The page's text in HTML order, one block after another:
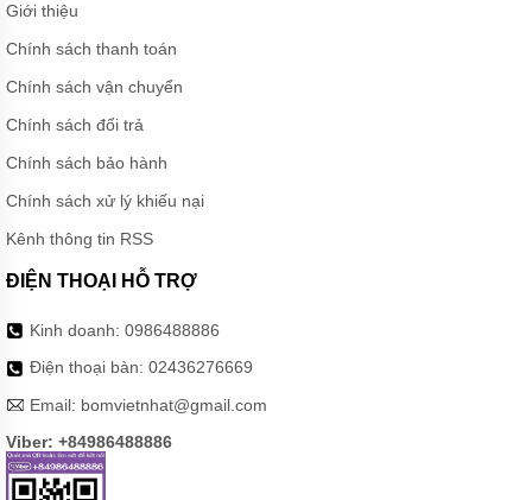
HÚT
BƠM
HÚT
ĐẶC
BƠM
KHỬ
NƯỚC
MÁY
CHÌM
HÓA
MÁY
BƠM
Giới thiệu
Chính sách thanh toán
Chính sách vận chuyển
Chính sách đổi trả
Chính sách bảo hành
Chính sách xử lý khiếu nại
Kênh thông tin RSS
ĐIỆN THOẠI HỖ TRỢ
Kinh doanh: 0986488886
Điện thoại bàn: 02436276669
Email: bomvietnhat@gmail.com
Viber: +84986488886